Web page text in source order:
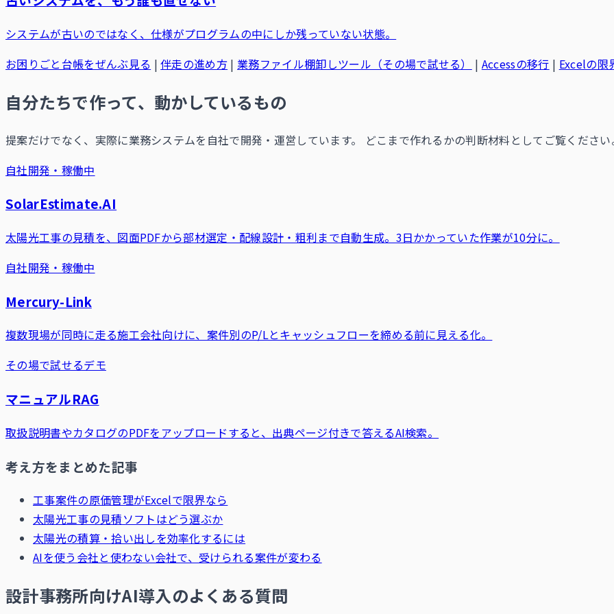
システムが古いのではなく、仕様がプログラムの中にしか残っていない状態。
お困りごと台帳をぜんぶ見る | 伴走の進め方 | 業務ファイル棚卸しツール（その場で試せる） | Accessの移行 | Excelの限
自分たちで作って、動かしているもの
提案だけでなく、実際に業務システムを自社で開発・運営しています。 どこまで作れるかの判断材料としてご覧ください
自社開発・稼働中
SolarEstimate.AI
太陽光工事の見積を、図面PDFから部材選定・配線設計・粗利まで自動生成。3日かかっていた作業が10分に。
自社開発・稼働中
Mercury-Link
複数現場が同時に走る施工会社向けに、案件別のP/Lとキャッシュフローを締める前に見える化。
その場で試せるデモ
マニュアルRAG
取扱説明書やカタログのPDFをアップロードすると、出典ページ付きで答えるAI検索。
考え方をまとめた記事
工事案件の原価管理がExcelで限界なら
太陽光工事の見積ソフトはどう選ぶか
太陽光の積算・拾い出しを効率化するには
AIを使う会社と使わない会社で、受けられる案件が変わる
設計事務所向けAI導入のよくある質問